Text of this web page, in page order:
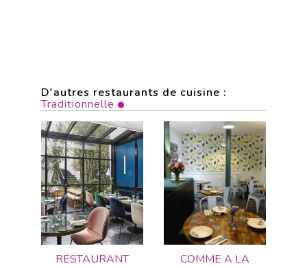
D'autres restaurants de cuisine :
Traditionnelle
RESTAURANT
COMME A LA